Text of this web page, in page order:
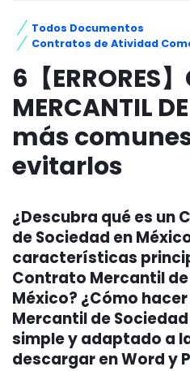
Todos Documentos
Contratos de Atividad
6【ERRORES
MERCANTIL
más
evitarlos
¿Descubra qué es un
de Sociedad en
características
Contrato Mercantil
México? ¿Cómo
Mercantil de
simple y adaptado a
descargar en Word y